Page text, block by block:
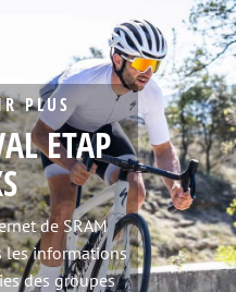
PLUS
ETAP
de SRAM
informations
des groupes